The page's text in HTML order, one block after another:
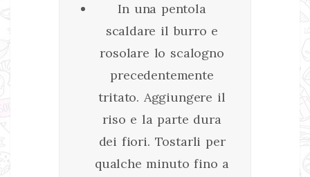
In una pentola
scaldare il burro e
rosolare lo scalogno
precedentemente
tritato. Aggiungere il
riso e la parte dura
dei fiori. Tostarli per
qualche minuto fino a